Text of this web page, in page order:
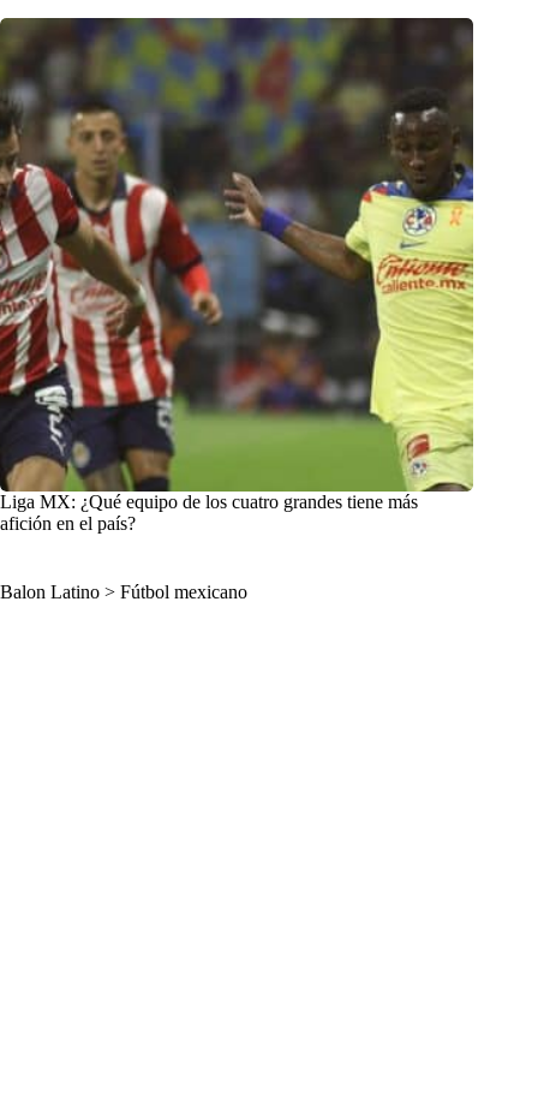
Liga MX: ¿Qué equipo de los cuatro grandes tiene más
afición en el país?
Balon Latino > Fútbol mexicano